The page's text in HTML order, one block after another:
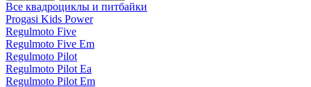
Все квадроциклы и питбайки
Progasi Kids Power
Regulmoto Five
Regulmoto Five Em
Regulmoto Pilot
Regulmoto Pilot Ea
Regulmoto Pilot Em